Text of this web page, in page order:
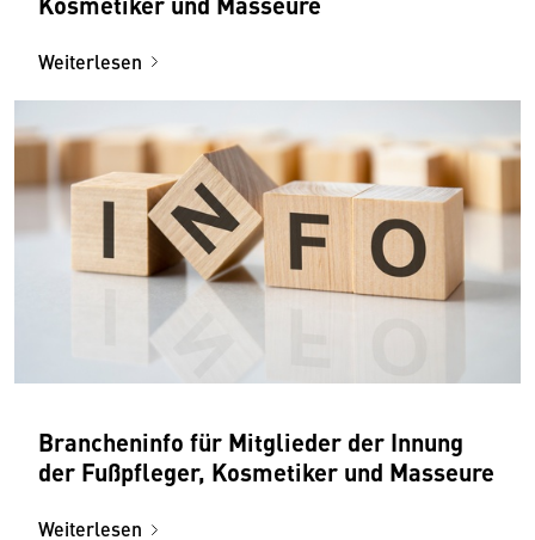
Weiterlesen
Brancheninfo für Mitglieder der Innung
der Fußpfleger, Kosmetiker und Masseure
Weiterlesen